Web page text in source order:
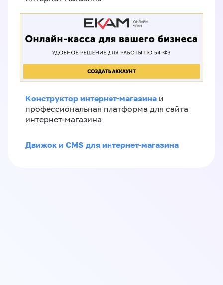
Конструктор интернет-магазина и
профессиональная платформа для сайта
интернет-магазина
Движок и CMS для интернет-магазина